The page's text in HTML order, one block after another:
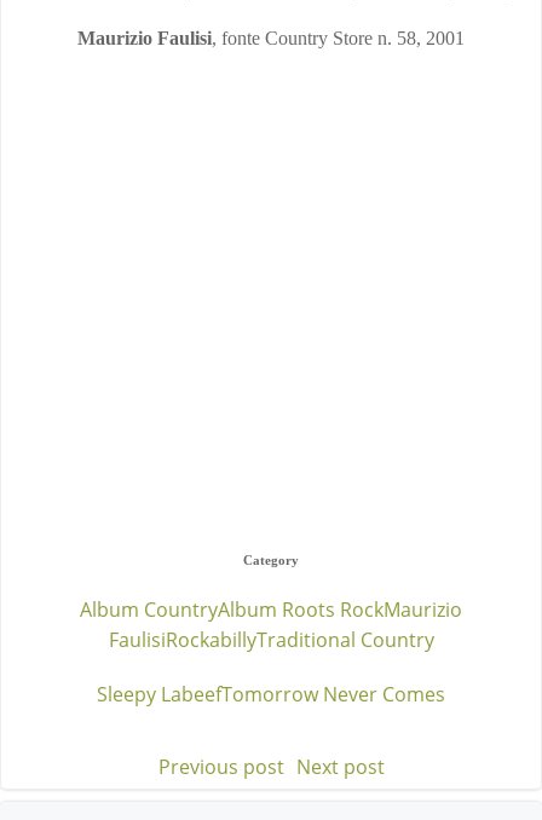
Maurizio Faulisi, fonte Country Store n. 58, 2001
Category
Album CountryAlbum Roots RockMaurizio
FaulisiRockabillyTraditional Country
Sleepy LabeefTomorrow Never Comes
Post
Previous post Post
Next post